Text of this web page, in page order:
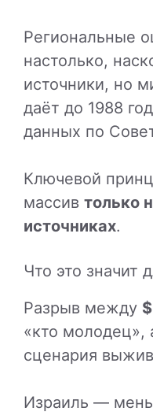
Региональные
настолько,
источники, но
даёт до 1988
данных по
Ключевой
массив только
источниках.
Что это значит
Разрыв между
«кто молодец»,
сценария
Израиль —